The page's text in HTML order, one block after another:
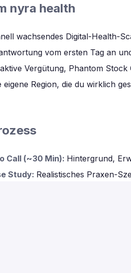
nyra health
wachsendes Digital-Health-
vom ersten Tag an
Vergütung, Phantom
eigene Region, die du wirklich
Call (~30 Min): Hintergrund,
Study: Realistisches Praxen-